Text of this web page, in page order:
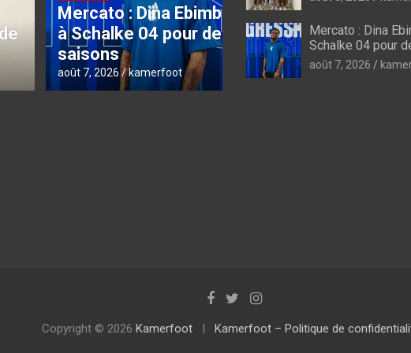
Mercato : Dina Ebimbe file
à Schalke 04 pour deux
saisons
août 7, 2026 kamerfoot
briser la bête noire
nigériane, les
n’ont plus le choix
août 7, 2026 kamerfoot
Mercato : Dina
Schalke 04 pour
août 7, 2026
Copyright © 2026 Kamerfoot Kamerfoot – Politique de